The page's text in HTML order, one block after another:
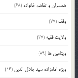
همسران و تفاهم خانواده (68)
وقف (77)
ولایت فقیه (37)
ویتامین ها (89)
ویژه امامزاده سید جلال الدین (16)